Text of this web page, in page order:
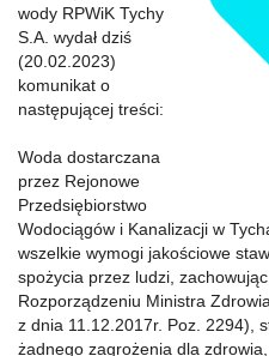
wody RPWiK Tychy
S.A. wydał dziś
(20.02.2023)
komunikat o
następującej treści:
Woda dostarczana
przez Rejonowe
Przedsiębiorstwo
Wodociągów i Kanalizacji w
wszelkie wymogi jakościowe
spożycia przez ludzi,
Rozporządzeniu Ministra
z dnia 11.12.2017r. Poz. 2294),
żadnego zagrożenia dla